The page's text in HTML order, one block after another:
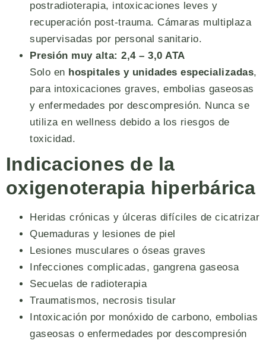
postradioterapia, intoxicaciones leves y
recuperación post-trauma. Cámaras multiplaza
supervisadas por personal sanitario.
Presión muy alta: 2,4 – 3,0 ATA
Solo en hospitales y unidades especializadas,
para intoxicaciones graves, embolias gaseosas
y enfermedades por descompresión. Nunca se
utiliza en wellness debido a los riesgos de
toxicidad.
Indicaciones de la
oxigenoterapia hiperbárica
Heridas crónicas y úlceras difíciles de cicatrizar
Quemaduras y lesiones de piel
Lesiones musculares o óseas graves
Infecciones complicadas, gangrena gaseosa
Secuelas de radioterapia
Traumatismos, necrosis tisular
Intoxicación por monóxido de carbono, embolias
gaseosas o enfermedades por descompresión